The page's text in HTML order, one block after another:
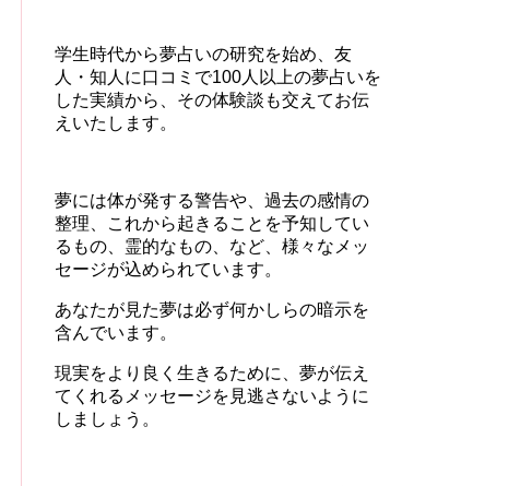
学生時代から夢占いの研究を始め、友
人・知人に口コミで100人以上の夢占いを
した実績から、その体験談も交えてお伝
えいたします。
夢には体が発する警告や、過去の感情の
整理、これから起きることを予知してい
るもの、霊的なもの、など、様々なメッ
セージが込められています。
あなたが見た夢は必ず何かしらの暗示を
含んでいます。
現実をより良く生きるために、夢が伝え
てくれるメッセージを見逃さないように
しましょう。